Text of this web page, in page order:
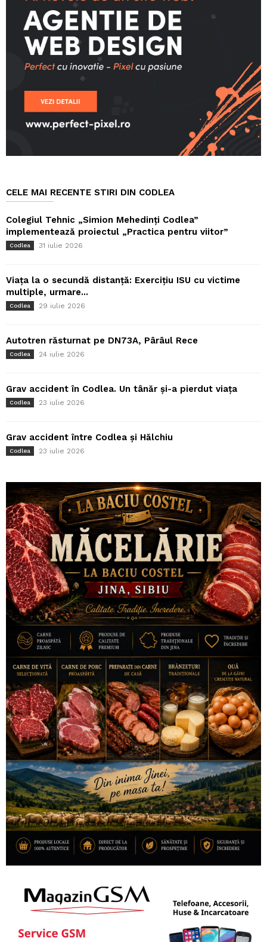
CELE MAI RECENTE STIRI DIN CODLEA
Colegiul Tehnic „Simion Mehedinți Codlea”
implementează proiectul „Practica pentru viitor”
Codlea 31 iulie 2026
Viața la o secundă distanță: Exercițiu ISU cu victime
multiple, urmare...
Codlea 29 iulie 2026
Autotren răsturnat pe DN73A, Pârâul Rece
Codlea 24 iulie 2026
Grav accident în Codlea. Un tânăr și-a pierdut viața
Codlea 23 iulie 2026
Grav accident între Codlea și Hălchiu
Codlea 23 iulie 2026